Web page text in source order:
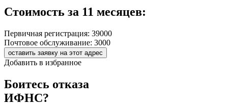
Стоимость за 11 месяцев:
Первичная регистрация: 39000
Почтовое обслуживание: 3000
оставить заявку на этот адрес
Добавить в избранное
Боитесь отказа
ИФНС?